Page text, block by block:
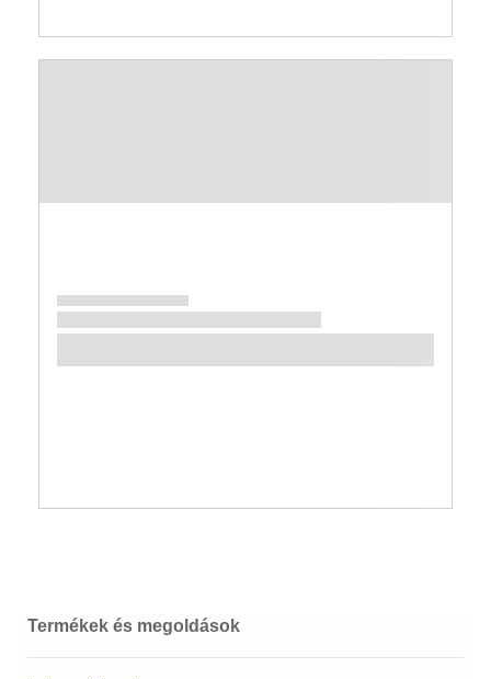
Termékek és megoldások